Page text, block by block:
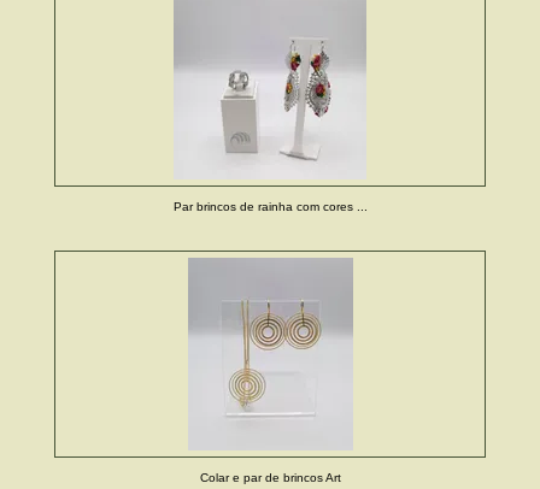
Par brincos de rainha com cores ...
Colar e par de brincos Art